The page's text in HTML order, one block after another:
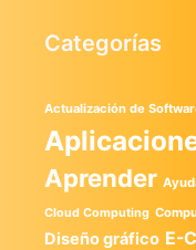
Categorías
Actualización de
Aprender
Cloud Computing
Diseño gráfico E-